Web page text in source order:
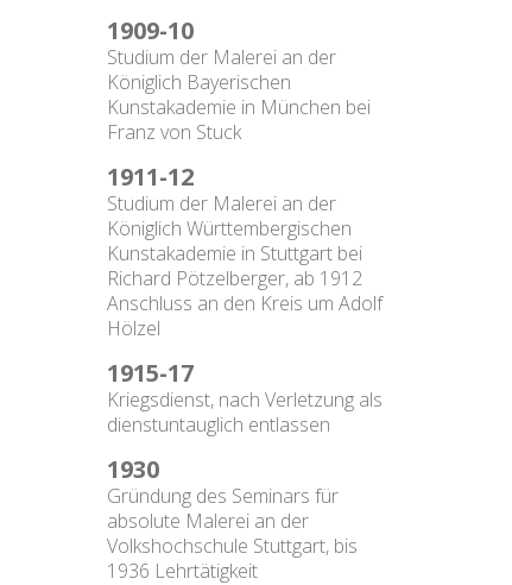
1909-10
Studium der Malerei an der
Königlich Bayerischen
Kunstakademie in München bei
Franz von Stuck
1911-12
Studium der Malerei an der
Königlich Württembergischen
Kunstakademie in Stuttgart bei
Richard Pötzelberger, ab 1912
Anschluss an den Kreis um Adolf
Hölzel
1915-17
Kriegsdienst, nach Verletzung als
dienstuntauglich entlassen
1930
Gründung des Seminars für
absolute Malerei an der
Volkshochschule Stuttgart, bis
1936 Lehrtätigkeit